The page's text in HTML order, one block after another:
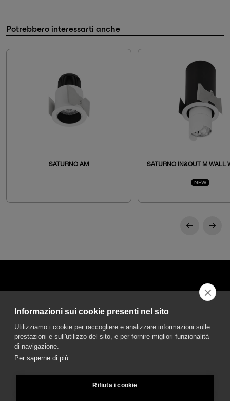
Potrebbero interessarti anche
SATURNO AM SATURNO IN&OUT M WALL
NEW
50013 Campi Bisenzio Firenze - Italy
Informazioni sui cookie presenti nel sito
Utilizziamo i cookie per raccogliere e analizzare informazioni sulle
prestazioni e sull'utilizzo del sito, e per fornire migliori funzionalità
di navigazione.
Per saperne di più
Rifiuta i cookie